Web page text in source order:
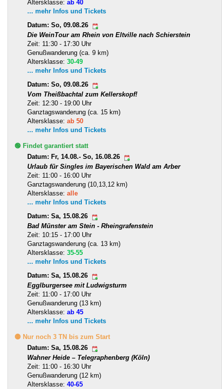
Altersklasse: ab 40
... mehr Infos und Tickets
Datum: So, 09.08.26
Die WeinTour am Rhein von Eltville nach Schierstein
Zeit: 11:30 - 17:30 Uhr
Genußwanderung (ca. 9 km)
Altersklasse: 30-49
... mehr Infos und Tickets
Datum: So, 09.08.26
Vom Theißbachtal zum Kellerskopf!
Zeit: 12:30 - 19:00 Uhr
Ganztagswanderung (ca. 15 km)
Altersklasse: ab 50
... mehr Infos und Tickets
🟢 Findet garantiert statt
Datum: Fr, 14.08.- So, 16.08.26
Urlaub für Singles im Bayerischen Wald am Arber
Zeit: 11:00 - 16:00 Uhr
Ganztagswanderung (10,13,12 km)
Altersklasse: alle
... mehr Infos und Tickets
Datum: Sa, 15.08.26
Bad Münster am Stein - Rheingrafenstein
Zeit: 10:15 - 17:00 Uhr
Ganztagswanderung (ca. 13 km)
Altersklasse: 35-55
... mehr Infos und Tickets
Datum: Sa, 15.08.26
Egglburgersee mit Ludwigsturm
Zeit: 11:00 - 17:00 Uhr
Genußwanderung (13 km)
Altersklasse: ab 45
... mehr Infos und Tickets
🟡 Nur noch 3 TN bis zum Start
Datum: Sa, 15.08.26
Wahner Heide – Telegraphenberg (Köln)
Zeit: 11:00 - 16:30 Uhr
Genußwanderung (12 km)
Altersklasse: 40-65